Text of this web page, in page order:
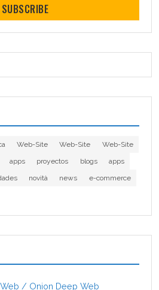
SUBSCRIBE
Web-Site Web-Site
Web-Site
apps proyectos blogs
apps
novità news
e-commerce
/ Onion Deep Web